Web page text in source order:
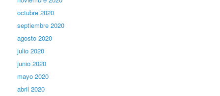
octubre 2020
septiembre 2020
agosto 2020
julio 2020
junio 2020
mayo 2020
abril 2020